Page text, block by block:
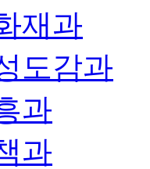
재과
도감과
과
과